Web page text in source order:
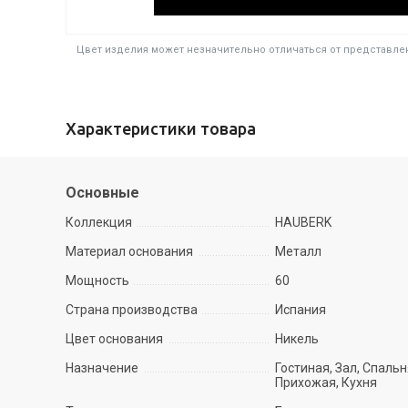
Цвет изделия может незначительно отличаться от
Характеристики товара
Основные
Коллекция
HAUBERK
Материал основания
Металл
Мощность
60
Страна производства
Испания
Цвет основания
Никель
Назначение
Гостиная, Зал,
Прихожая, Кухня